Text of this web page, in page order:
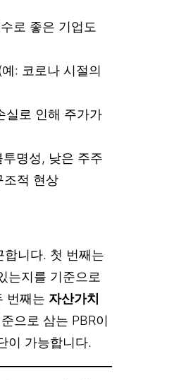
로 좋은 기업도
: 코로나 시절의
실로 인해 주가가
명성, 낮은 주주
조적 현상
니다. 첫 번째는
는지를 기준으로
번째는 자산가치
으로 삼는 PBR이
이 가능합니다.